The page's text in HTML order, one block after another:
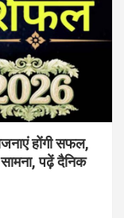
होंगी सफल,
पढ़ें दैनिक